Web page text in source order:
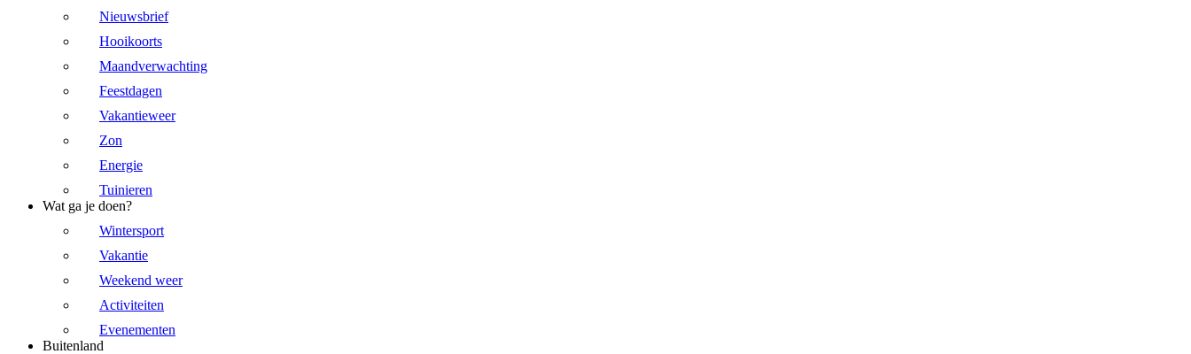
Nieuwsbrief
Hooikoorts
Maandverwachting
Feestdagen
Vakantieweer
Zon
Energie
Tuinieren
Wat ga je doen?
Wintersport
Vakantie
Weekend weer
Activiteiten
Evenementen
Buitenland